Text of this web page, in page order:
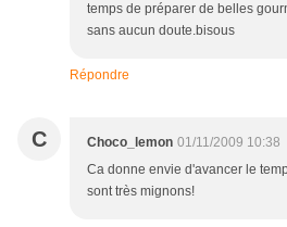
temps de préparer de belles
sans aucun doute.bisous
Répondre
C Choco_lemon 01/11/2009 10:38
Ca donne envie d'avancer le
sont très mignons!